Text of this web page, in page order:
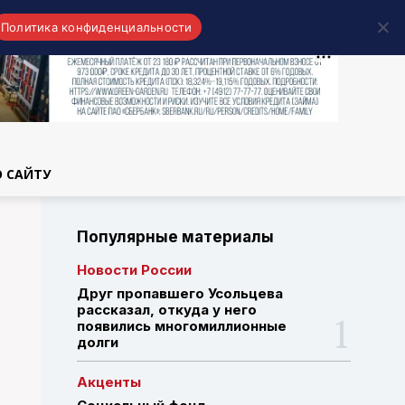
САЙТУ
Популярные материалы
Новости России
Друг пропавшего Усольцева
рассказал, откуда у него
появились многомиллионные
долги
Акценты
Политика конфиденциальности